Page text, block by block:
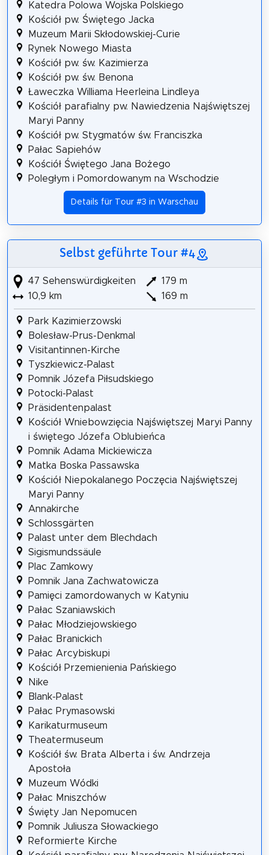
Katedra Polowa Wojska Polskiego
Kościół pw. Świętego Jacka
Muzeum Marii Skłodowskiej-Curie
Rynek Nowego Miasta
Kościół pw. św. Kazimierza
Kościół pw. św. Benona
Ławeczka Williama Heerleina Lindleya
Kościół parafialny pw. Nawiedzenia Najświętszej
Maryi Panny
Kościół pw. Stygmatów św. Franciszka
Pałac Sapiehów
Kościół Świętego Jana Bożego
Poległym i Pomordowanym na Wschodzie
Details für Tour #3 in Warschau
Selbst geführte Tour #4
47 Sehenswürdigkeiten
10,9 km
179 m
169 m
Park Kazimierzowski
Bolesław-Prus-Denkmal
Visitantinnen-Kirche
Tyszkiewicz-Palast
Pomnik Józefa Piłsudskiego
Potocki-Palast
Präsidentenpalast
Kościół Wniebowzięcia Najświętszej Maryi Panny
i świętego Józefa Oblubieńca
Pomnik Adama Mickiewicza
Matka Boska Passawska
Kościół Niepokalanego Poczęcia Najświętszej
Maryi Panny
Annakirche
Schlossgärten
Palast unter dem Blechdach
Sigismundssäule
Plac Zamkowy
Pomnik Jana Zachwatowicza
Pamięci zamordowanych w Katyniu
Pałac Szaniawskich
Pałac Młodziejowskiego
Pałac Branickich
Pałac Arcybiskupi
Kościół Przemienienia Pańskiego
Nike
Blank-Palast
Pałac Prymasowski
Karikaturmuseum
Theatermuseum
Kościół św. Brata Alberta i św. Andrzeja
Apostoła
Muzeum Wódki
Pałac Mniszchów
Święty Jan Nepomucen
Pomnik Juliusza Słowackiego
Reformierte Kirche